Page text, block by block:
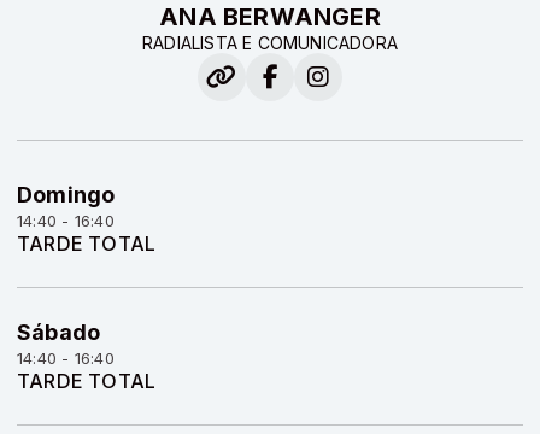
ANA BERWANGER
RADIALISTA E COMUNICADORA
Domingo
14:40 - 16:40
TARDE TOTAL
Sábado
14:40 - 16:40
TARDE TOTAL